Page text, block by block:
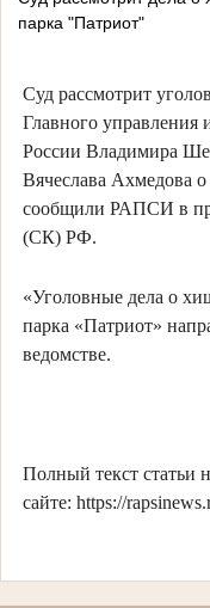
парка "Патриот"
Суд рассмотрит
Главного управления
России Владимира
Вячеслава Ахмедова
сообщили РАПСИ в
(СК) РФ.
«Уголовные дела о
парка «Патриот»
ведомстве.
Полный текст статьи
сайте: https://